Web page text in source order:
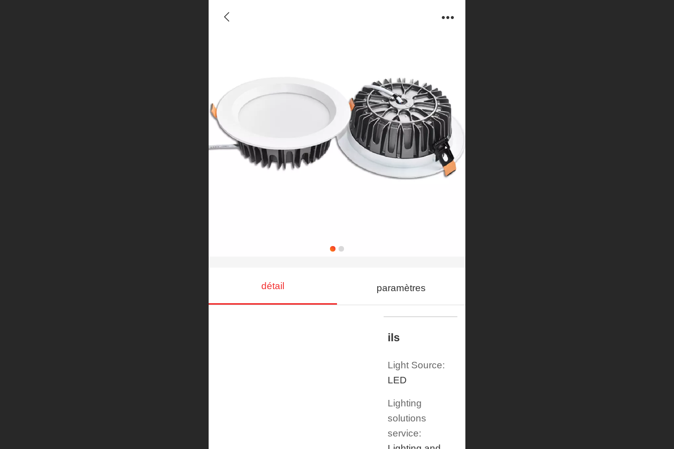
détail paramètres
ils
Light Source:
LED
Lighting
solutions
service: